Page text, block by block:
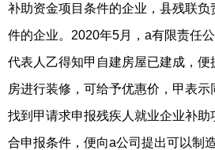
补助资金项目条件的企业，县残联负
件的企业。2020年5月，a有限责任
代表人乙得知甲自建房屋已建成，
房进行装修，可给予优惠价，甲表
找到甲请求申报残疾人就业企业补
合申报条件，便向a公司提出可以制